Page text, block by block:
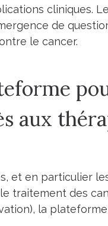
cliniques.
de
le cancer.
aux
et en particulier
traitement des
la plateforme